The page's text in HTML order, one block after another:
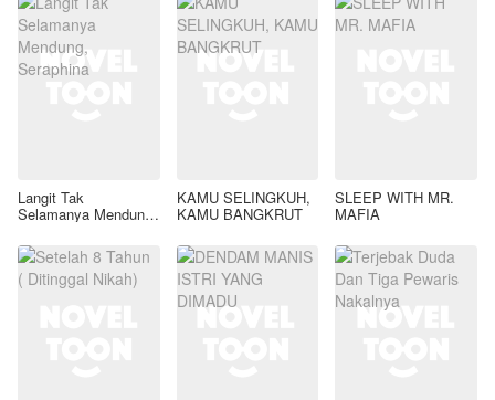
Langit Tak
Selamanya Mendung,
KAMU SELINGKUH,
KAMU BANGKRUT
SLEEP WITH MR.
MAFIA